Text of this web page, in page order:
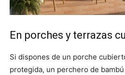
En porches y terrazas
Si dispones de un porche
protegida, un perchero de